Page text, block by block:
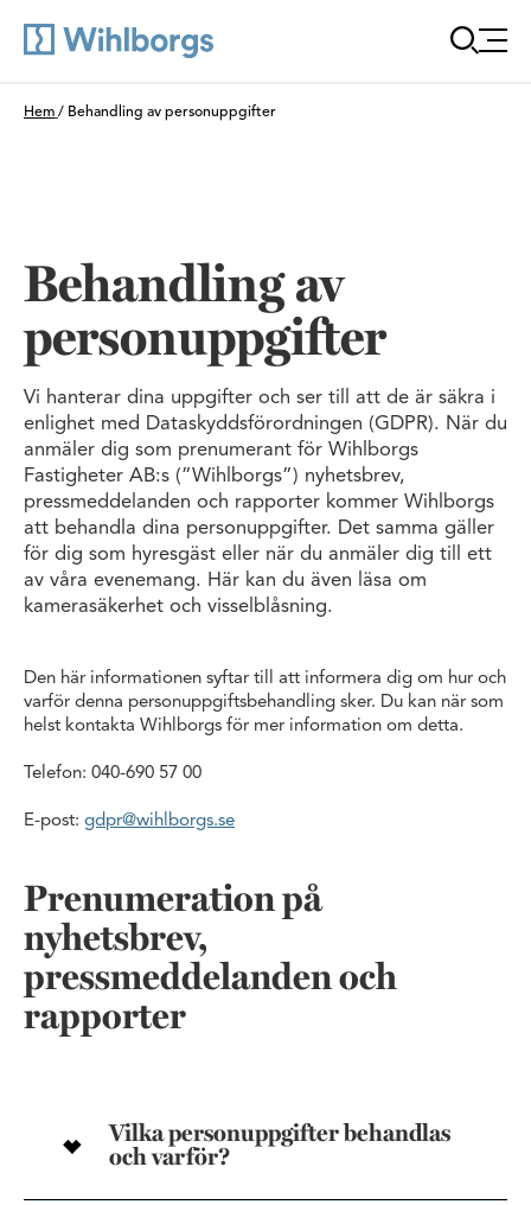
Du är här:
Hem / Behandling av personuppgifter
Behandling av
personuppgifter
Vi hanterar dina uppgifter och ser till att de är säkra i
enlighet med Dataskyddsförordningen (GDPR). När du
anmäler dig som prenumerant för Wihlborgs
Fastigheter AB:s (”Wihlborgs”) nyhetsbrev,
pressmeddelanden och rapporter kommer Wihlborgs
att behandla dina personuppgifter. Det samma gäller
för dig som hyresgäst eller när du anmäler dig till ett
av våra evenemang. Här kan du även läsa om
kamerasäkerhet och visselblåsning.
Den här informationen syftar till att informera dig om hur och
varför denna personuppgiftsbehandling sker. Du kan när som
helst kontakta Wihlborgs för mer information om detta.
Telefon: 040-690 57 00
E-post: gdpr@wihlborgs.se
Prenumeration på
nyhetsbrev,
pressmeddelanden och
rapporter
Vilka personuppgifter behandlas
och varför?